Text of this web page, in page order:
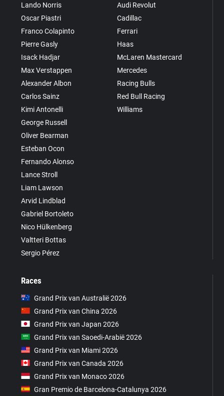
Lando Norris
Oscar Piastri
Franco Colapinto
Pierre Gasly
Isack Hadjar
Max Verstappen
Alexander Albon
Carlos Sainz
Kimi Antonelli
George Russell
Oliver Bearman
Esteban Ocon
Fernando Alonso
Lance Stroll
Liam Lawson
Arvid Lindblad
Gabriel Bortoleto
Nico Hülkenberg
Valtteri Bottas
Sergio Pérez
Audi Revolut
Cadillac
Ferrari
Haas
McLaren Mastercard
Mercedes
Racing Bulls
Red Bull Racing
Williams
Races
Grand Prix van Australië 2026
Grand Prix van China 2026
Grand Prix van Japan 2026
Grand Prix van Saoedi-Arabië 2026
Grand Prix van Miami 2026
Grand Prix van Canada 2026
Grand Prix van Monaco 2026
Gran Premio de Barcelona-Catalunya 2026